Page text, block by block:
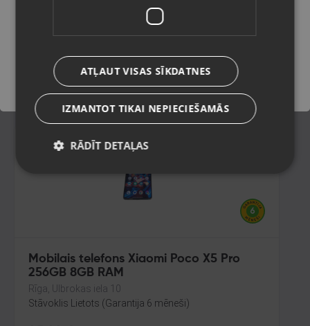
Stāvoklis Lietots (Garantija 6 mēneši)
80.00
3.64€/mēn.
Mobilais telefons Xiaomi Poco X5 Pro
256GB 8GB RAM
Rīga, Ulbrokas iela 10
Stāvoklis Lietots (Garantija 6 mēneši)
Saglabāt
ATĻAUT VISAS SĪKDATNES
IZMANTOT TIKAI NEPIECIEŠAMĀS
RĀDĪT DETAĻAS